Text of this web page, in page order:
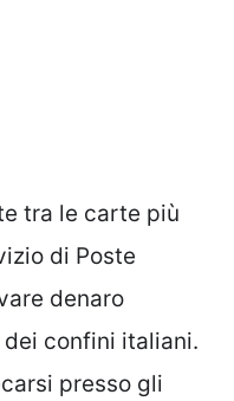
tra le carte più
di Poste
denaro
confini italiani.
presso gli